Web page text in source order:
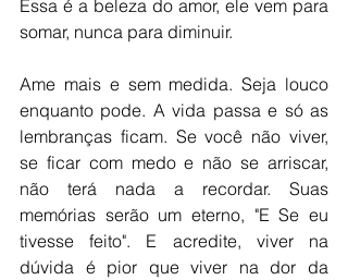
Essa é a beleza do amor, ele vem para
somar, nunca para diminuir.
Ame mais e sem medida. Seja louco
enquanto pode. A vida passa e só as
lembranças ficam. Se você não viver,
se ficar com medo e não se arriscar,
não terá nada a recordar. Suas
memórias serão um eterno, "E Se eu
tivesse feito". E acredite, viver na
dúvida é pior que viver na dor da